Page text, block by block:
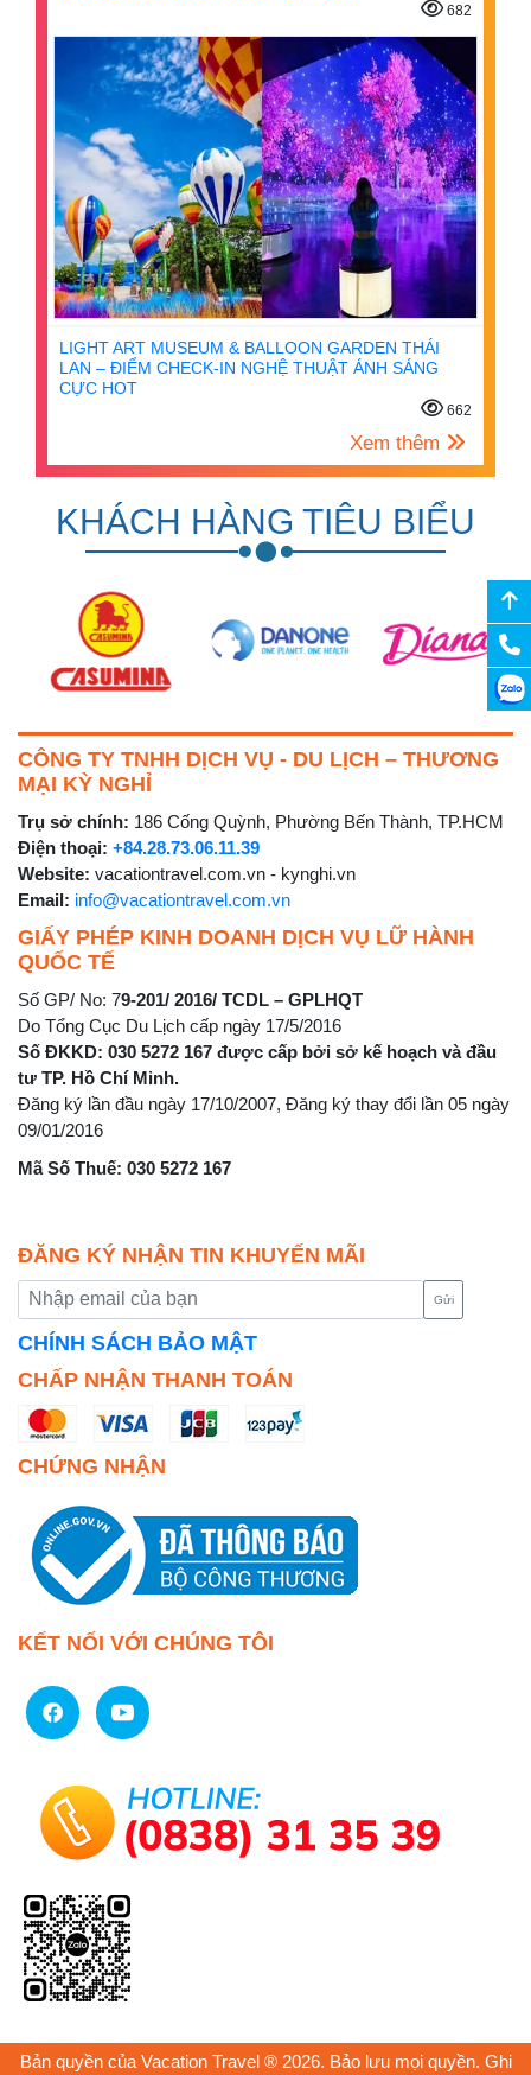
682
LIGHT ART MUSEUM & BALLOON GARDEN THÁI
LAN – ĐIỂM CHECK-IN NGHỆ THUẬT ÁNH SÁNG
CỰC HOT
662
Xem thêm
KHÁCH HÀNG TIÊU BIỂU
CÔNG TY TNHH DỊCH VỤ - DU LỊCH – THƯƠNG
MẠI KỲ NGHỈ
Trụ sở chính: 186 Cống Quỳnh, Phường Bến Thành, TP.HCM
Điện thoại: +84.28.73.06.11.39
Website: vacationtravel.com.vn - kynghi.vn
Email: info@vacationtravel.com.vn
GIẤY PHÉP KINH DOANH DỊCH VỤ LỮ HÀNH
QUỐC TẾ
Số GP/ No: 79-201/ 2016/ TCDL – GPLHQT
Do Tổng Cục Du Lịch cấp ngày 17/5/2016
Số ĐKKD: 030 5272 167 được cấp bởi sở kế hoạch và đầu
tư TP. Hồ Chí Minh.
Đăng ký lần đầu ngày 17/10/2007, Đăng ký thay đổi lần 05 ngày
09/01/2016
Mã Số Thuế: 030 5272 167
ĐĂNG KÝ NHẬN TIN KHUYẾN MÃI
Gửi
CHÍNH SÁCH BẢO MẬT
CHẤP NHẬN THANH TOÁN
CHỨNG NHẬN
KẾT NỐI VỚI CHÚNG TÔI
Bản quyền của Vacation Travel ® 2026. Bảo lưu mọi quyền. Ghi